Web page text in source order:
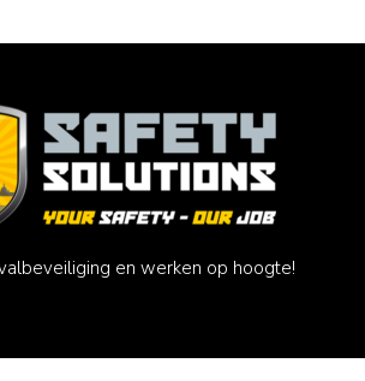
en werken op hoogte!